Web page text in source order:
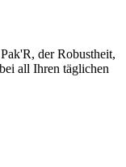
der Robustheit,
all Ihren täglichen